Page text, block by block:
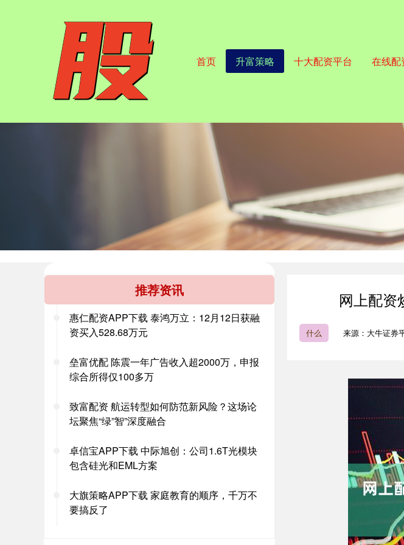
首页 升富策略 十大配资平台 在线配
网上配资
什么 来源：大牛证券
推荐资讯
惠仁配资APP下载 泰鸿万立：12月12日获融
资买入528.68万元
垒富优配 陈震一年广告收入超2000万，申报
综合所得仅100多万
致富配资 航运转型如何防范新风险？这场论
坛聚焦“绿”智”深度融合
卓信宝APP下载 中际旭创：公司1.6T光模块
包含硅光和EML方案
大旗策略APP下载 家庭教育的顺序，千万不
要搞反了